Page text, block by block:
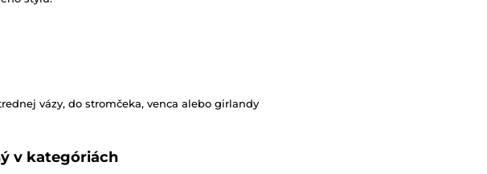
vázy, do stromčeka, venca alebo girlandy
v kategóriách